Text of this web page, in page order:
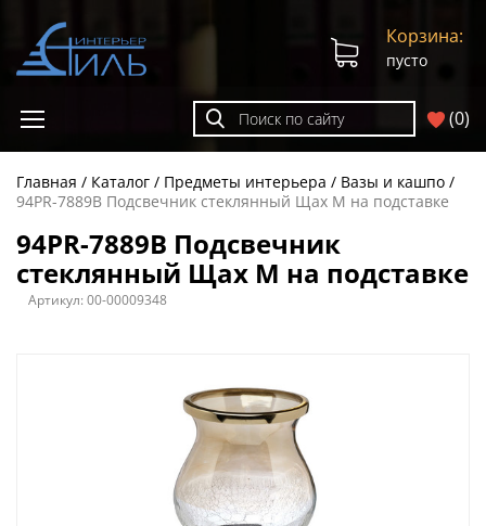
(0)
Корзина:
пусто
Главная Каталог Предметы интерьера
Вазы и кашпо
94PR-7889B Подсвечник стеклянный Щах M на подставке
94PR-7889B Подсвечник
стеклянный Щах M на подставке
Артикул:00-00009348